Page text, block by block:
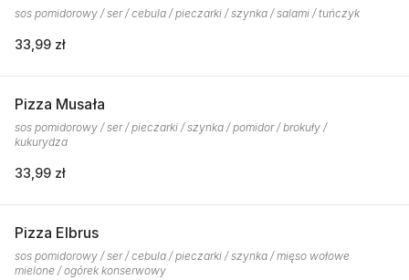
sos pomidorowy / ser / cebula / pieczarki / szynka / salami / tuńczyk
33,99 zł
Pizza Musała
sos pomidorowy / ser / pieczarki / szynka / pomidor / brokuły /
kukurydza
33,99 zł
Pizza Elbrus
sos pomidorowy / ser / cebula / pieczarki / szynka / mięso wołowe
mielone / ogórek konserwowy